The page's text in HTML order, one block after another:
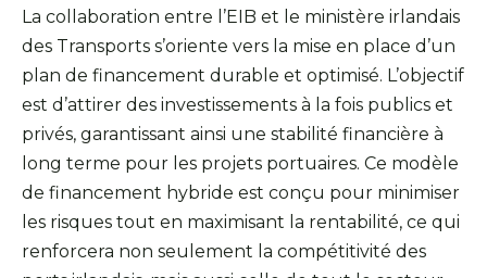
La collaboration entre l’EIB et le ministère irlandais
des Transports s’oriente vers la mise en place d’un
plan de financement durable et optimisé. L’objectif
est d’attirer des investissements à la fois publics et
privés, garantissant ainsi une stabilité financière à
long terme pour les projets portuaires. Ce modèle
de financement hybride est conçu pour minimiser
les risques tout en maximisant la rentabilité, ce qui
renforcera non seulement la compétitivité des